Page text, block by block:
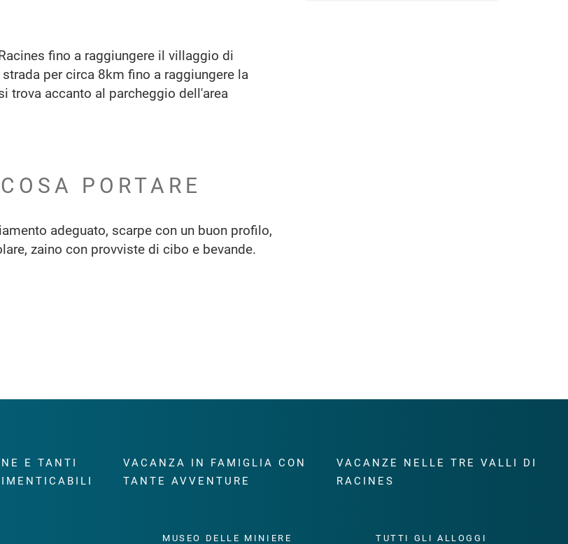
fino a raggiungere il villaggio di
per circa 8km fino a raggiungere la
trova accanto al parcheggio dell'area
PORTARE
adeguato, scarpe con un buon profilo,
zaino con provviste di cibo e bevande.
E TANTI
VACANZA IN FAMIGLIA CON
TANTE AVVENTURE
MUSEO DELLE MINIERE
VACANZE NELLE TRE VALLI DI
RACINES
TUTTI GLI ALLOGGI